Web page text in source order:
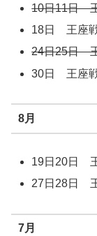
10日11日
18日 王座
24日25日
30日 王座
8月
19日20日
27日28日
7月